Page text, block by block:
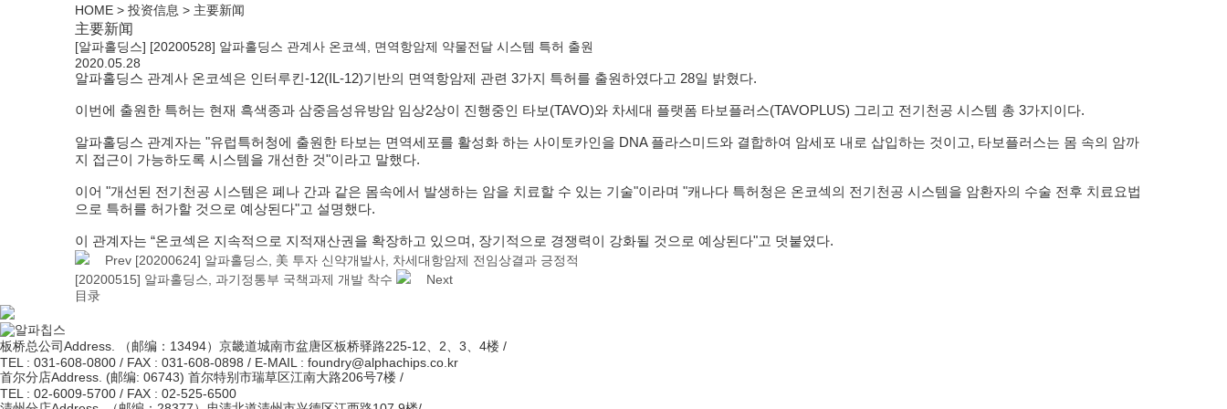
HOME > 投资信息 > 主要新闻
主要新闻
[알파홀딩스] [20200528] 알파홀딩스 관계사 온코섹, 면역항암제 약물전달 시스템 특허 출원
2020.05.28
알파홀딩스 관계사 온코섹은 인터루킨-12(IL-12)기반의 면역항암제 관련 3가지 특허를 출원하였다고 28일 밝혔다.
이번에 출원한 특허는 현재 흑색종과 삼중음성유방암 임상2상이 진행중인 타보(TAVO)와 차세대 플랫폼 타보플러스(TAVOPLUS) 그리고 전기천공 시스템 총 3가지이다.
알파홀딩스 관계자는 "유럽특허청에 출원한 타보는 면역세포를 활성화 하는 사이토카인을 DNA 플라스미드와 결합하여 암세포 내로 삽입하는 것이고, 타보플러스는 몸 속의 암까
지 접근이 가능하도록 시스템을 개선한 것"이라고 말했다.
이어 "개선된 전기천공 시스템은 폐나 간과 같은 몸속에서 발생하는 암을 치료할 수 있는 기술"이라며 "캐나다 특허청은 온코섹의 전기천공 시스템을 암환자의 수술 전후 치료요법
으로 특허를 허가할 것으로 예상된다"고 설명했다.
이 관계자는 “온코섹은 지속적으로 지적재산권을 확장하고 있으며, 장기적으로 경쟁력이 강화될 것으로 예상된다"고 덧붙였다.
Prev [20200624] 알파홀딩스, 美 투자 신약개발사, 차세대항암제 전임상결과 긍정적
[20200515] 알파홀딩스, 과기정통부 국책과제 개발 착수
Next
目录
板桥总公司Address. （邮编：13494）京畿道城南市盆唐区板桥驿路225-12、2、3、4楼 /
TEL : 031-608-0800 / FAX : 031-608-0898 / E-MAIL : foundry@alphachips.co.kr
首尔分店Address. (邮编: 06743) 首尔特别市瑞草区江南大路206号7楼 /
TEL : 02-6009-5700 / FAX : 02-525-6500